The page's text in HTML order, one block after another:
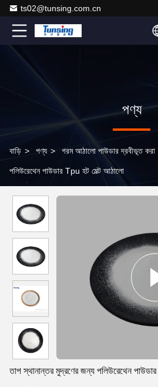
ts02@tunsing.com.cn
পণ্য
বাড়ি > পণ্য > গরম আঠালো পাউডার দ্রবীভূত করা
পলিউরেথেন পাউডার Tpu হট মেল্ট আঠালো
তাপ স্থানান্তর মুদ্রণের জন্য পলিউরেথেন